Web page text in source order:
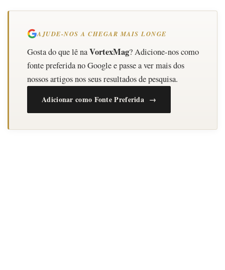
AJUDE-NOS A CHEGAR MAIS LONGE
Gosta do que lê naVortexMag? Adicione-nos como
fonte preferida no Google e passe a ver mais dos
nossos artigos nos seus resultados de pesquisa.
Adicionar como Fonte Preferida →